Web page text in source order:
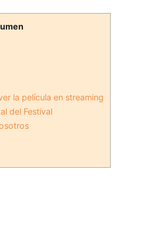
la película en streaming
del Festival